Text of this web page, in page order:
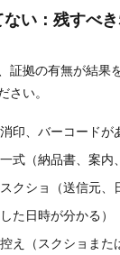
い：残すべ
証拠の有無が結果
さい。
印、バーコードが
式（納品書、案内
クショ（送信元、
た日時が分かる）
え（スクショまた